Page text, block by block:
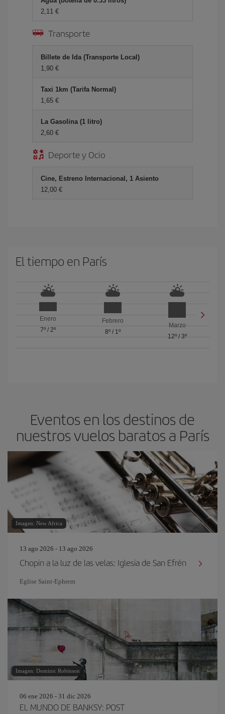
2,11 €
Transporte
Billete de Ida (Transporte Local)
1,90 €
Taxi 1km (Tarifa Normal)
1,65 €
La Gasolina (1 litro)
2,60 €
Deporte y Ocio
Cine, Estreno Internacional, 1 Asiento
12,00 €
El tiempo en París
Enero
7º/ 2º
Febrero
8º/ 1º
Marzo
12º/ 3º
Eventos en los destinos de
nuestros vuelos baratos a París
Imagen: New Africa
13 ago 2026 - 13 ago 2026
Chopin a la luz de las velas: Iglesia de San Efrén
Eglise Saint‐Ephrem
Imagen: Dominic Robinson
06 ene 2026 - 31 dic 2026
EL MUNDO DE BANKSY: POST